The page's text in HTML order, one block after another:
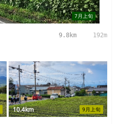
7月上旬
9.8km 192m
9月上旬
10.4km